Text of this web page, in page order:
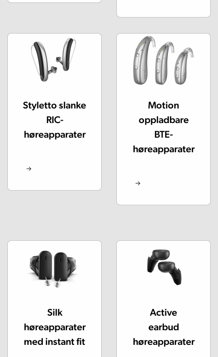
Styletto slanke
RIC-
høreapparater
Motion
oppladbare
BTE-
høreapparater
Silk
høreapparater
med instant fit
Active
earbud
høreapparater